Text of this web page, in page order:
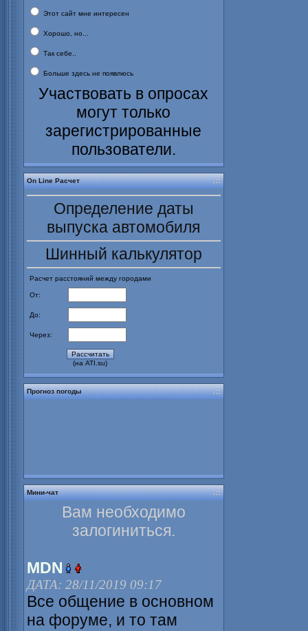
Этот сайт мне интересен
Хорошо, но...
Так себе..
Больше здесь не появлюсь
Участвовать в опросах
могут только
зарегистрированные
пользователи.
On Line Расчет
Определение даты
выпуска автомобиля
Шинный калькулятор
Расчет расстояний между городами
От:
До:
Через:
(на ATI.su)
Прогноз погоды
Мини-чат
Вам необходимо
залогиниться.
MDN
ДАТА: 28/11/2019 09:17
Все общение в основном
на форуме, и то там